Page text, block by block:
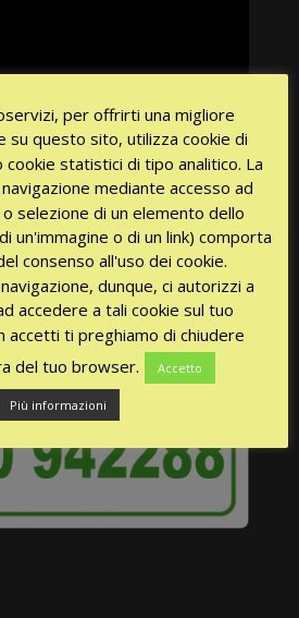
per offrirti una migliore
su questo sito, utilizza cookie di
statistici di tipo analitico. La
mediante accesso ad
selezione di un elemento dello
un'immagine o di un link) comporta
consenso all'uso dei cookie.
dunque, ci autorizzi a
accedere a tali cookie sul tuo
accetti ti preghiamo di chiudere
del tuo browser.
Accetto
Più informazioni